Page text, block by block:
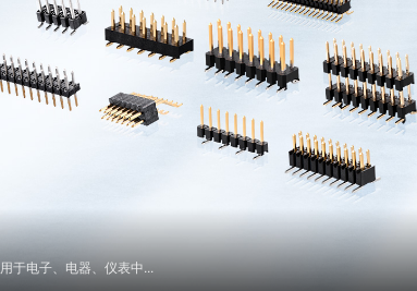
电子、电器、仪表中...